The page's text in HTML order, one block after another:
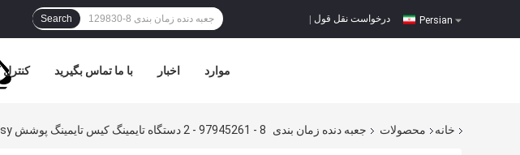
Persian درخواست نقل قول Search
با ما تماس بگیرید اخبار موارد
خانه محصولات جعبه دنده زمان بندی 8 - 97945261 - 2 دستگاه تایمینگ کیس تایمینگ پوشش Assy برای موتور حفاری 4JJ1 - 2